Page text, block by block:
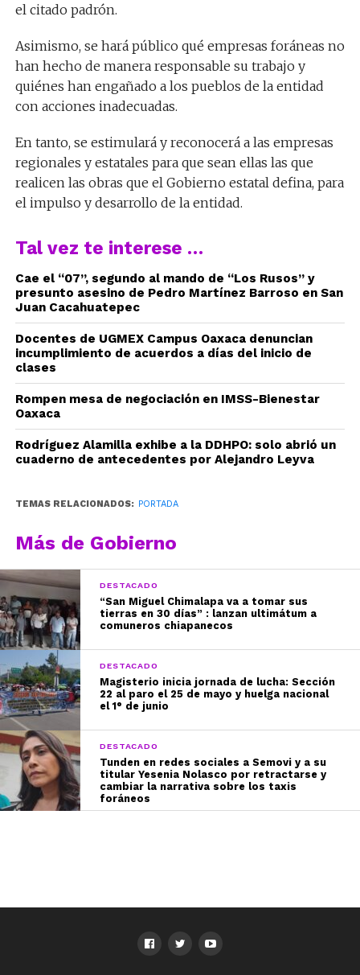
el citado padrón.
Asimismo, se hará público qué empresas foráneas no
han hecho de manera responsable su trabajo y
quiénes han engañado a los pueblos de la entidad
con acciones inadecuadas.
En tanto, se estimulará y reconocerá a las empresas
regionales y estatales para que sean ellas las que
realicen las obras que el Gobierno estatal defina, para
el impulso y desarrollo de la entidad.
Tal vez te interese …
Cae el “07”, segundo al mando de “Los Rusos” y
presunto asesino de Pedro Martínez Barroso en San
Juan Cacahuatepec
Docentes de UGMEX Campus Oaxaca denuncian
incumplimiento de acuerdos a días del inicio de
clases
Rompen mesa de negociación en IMSS-Bienestar
Oaxaca
Rodríguez Alamilla exhibe a la DDHPO: solo abrió un
cuaderno de antecedentes por Alejandro Leyva
TEMAS RELACIONADOS: PORTADA
Más de Gobierno
DESTACADO
“San Miguel Chimalapa va a tomar sus
tierras en 30 días” : lanzan ultimátum a
comuneros chiapanecos
DESTACADO
Magisterio inicia jornada de lucha: Sección
22 al paro el 25 de mayo y huelga nacional
el 1° de junio
DESTACADO
Tunden en redes sociales a Semovi y a su
titular Yesenia Nolasco por retractarse y
cambiar la narrativa sobre los taxis
foráneos